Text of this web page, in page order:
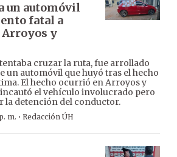
un automóvil
fatal a
y
cruzar la ruta, fue arrollado
un automóvil que huyó tras el hecho
El hecho ocurrió en Arroyos y
el vehículo involucrado pero
la detención del conductor.
m. · Redacción ÚH